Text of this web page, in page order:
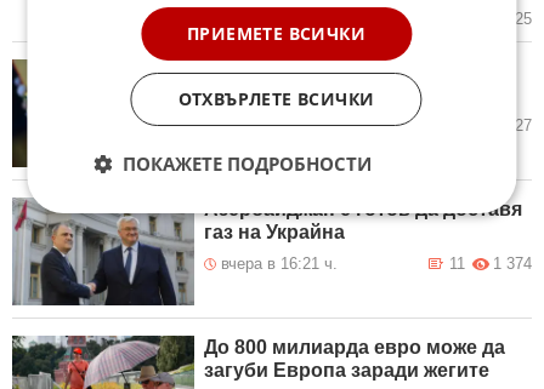
2 825
От 9 август цените ще бъдат
само в евро
вчера в 17:21 ч. 1 727
Азербайджан е готов да доставя
газ на Украйна
вчера в 16:21 ч. 1 374
11
До 800 милиарда евро може да
загуби Европа заради жегите
ПРИЕМЕТЕ ВСИЧКИ
ОТХВЪРЛЕТЕ ВСИЧКИ
ПОКАЖЕТЕ ПОДРОБНОСТИ